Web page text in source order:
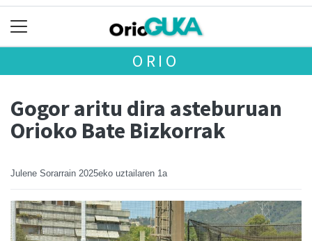
ORIO
Gogor aritu dira asteburuan
Orioko Bate Bizkorrak
Julene Sorarrain 2025eko uztailaren 1a